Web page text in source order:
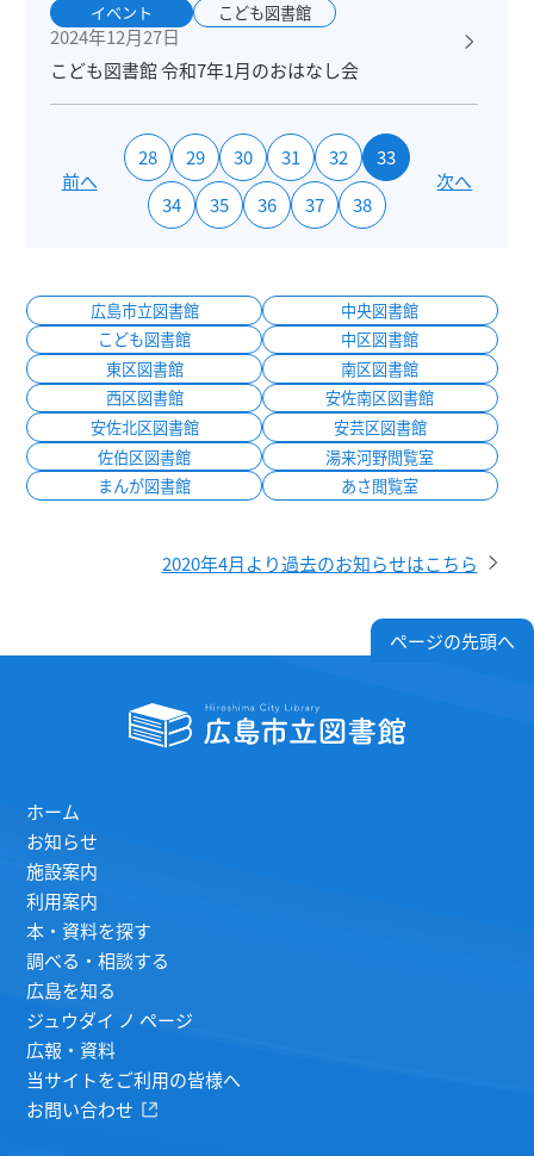
イベント こども図書館
2024年12月27日
こども図書館 令和7年1月のおはなし会
前へ
28 29 30 31 32
33
34
35 36 37 38
次へ
広島市立図書館
中央図書館
こども図書館
中区図書館
東区図書館
南区図書館
西区図書館
安佐南区図書館
安佐北区図書館
安芸区図書館
佐伯区図書館
湯来河野閲覧室
まんが図書館
あさ閲覧室
2020年4月より過去のお知らせはこちら
ページの先頭へ
ホーム
お知らせ
施設案内
利用案内
本・資料を探す
調べる・相談する
広島を知る
ジュウダイ ノ ページ
広報・資料
当サイトをご利用の皆様へ
お問い合わせ